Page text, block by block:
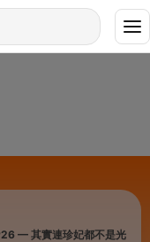
— 其實連珍妃都不是光